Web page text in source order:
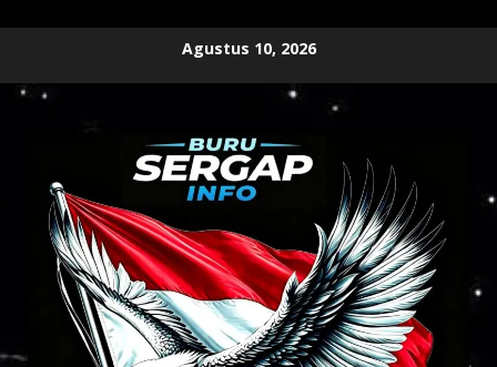
content
Agustus 10, 2026